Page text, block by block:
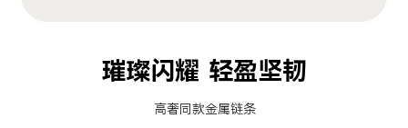
璀璨闪耀 轻盈坚韧
高奢同款金属链条